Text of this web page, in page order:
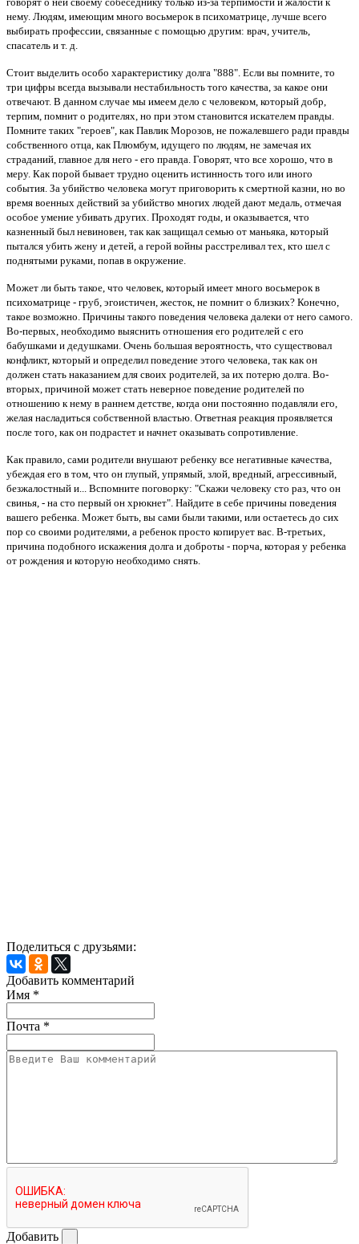
нему. Людям, имеющим много восьмерок в психоматрице, лучше всего
выбирать профессии, связанные с помощью другим: врач, учитель,
спасатель и т. д.
Стоит выделить особо характеристику долга "888". Если вы помните, то
три цифры всегда вызывали нестабильность того качества, за какое они
отвечают. В данном случае мы имеем дело с человеком, который добр,
терпим, помнит о родителях, но при этом становится искателем правды.
Помните таких "героев", как Павлик Морозов, не пожалевшего ради правды
собственного отца, как Плюмбум, идущего по людям, не замечая их
страданий, главное для него - его правда. Говорят, что все хорошо, что в
меру. Как порой бывает трудно оценить истинность того или иного
события. За убийство человека могут приговорить к смертной казни, но во
время военных действий за убийство многих людей дают медаль, отмечая
особое умение убивать других. Проходят годы, и оказывается, что
казненный был невиновен, так как защищал семью от маньяка, который
пытался убить жену и детей, а герой войны расстреливал тех, кто шел с
поднятыми руками, попав в окружение.
Может ли быть такое, что человек, который имеет много восьмерок в
психоматрице - груб, эгоистичен, жесток, не помнит о близких? Конечно,
такое возможно. Причины такого поведения человека далеки от него самого.
Во-первых, необходимо выяснить отношения его родителей с его
бабушками и дедушками. Очень большая вероятность, что существовал
конфликт, который и определил поведение этого человека, так как он
должен стать наказанием для своих родителей, за их потерю долга. Во-
вторых, причиной может стать неверное поведение родителей по
отношению к нему в раннем детстве, когда они постоянно подавляли его,
желая насладиться собственной властью. Ответная реакция проявляется
после того, как он подрастет и начнет оказывать сопротивление.
Как правило, сами родители внушают ребенку все негативные качества,
убеждая его в том, что он глупый, упрямый, злой, вредный, агрессивный,
безжалостный и... Вспомните поговорку: "Скажи человеку сто раз, что он
свинья, - на сто первый он хрюкнет". Найдите в себе причины поведения
вашего ребенка. Может быть, вы сами были такими, или остаетесь до сих
пор со своими родителями, а ребенок просто копирует вас. В-третьих,
причина подобного искажения долга и доброты - порча, которая у ребенка
от рождения и которую необходимо снять.
Поделиться с друзьями:
Добавить комментарий
Имя *
Почта *
Добавить